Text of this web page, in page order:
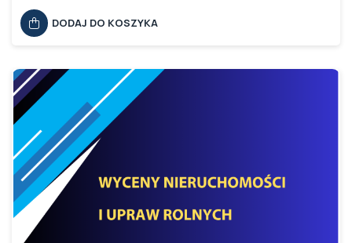
DODAJ DO KOSZYKA